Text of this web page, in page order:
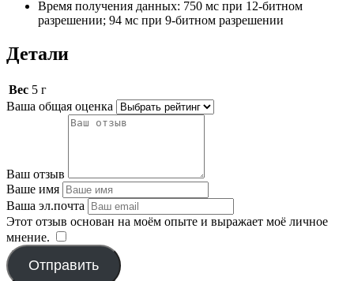
Время получения данных: 750 мс при 12-битном
разрешении; 94 мс при 9-битном разрешении
Детали
Вес 5 г
Ваша общая оценка
Ваш отзыв
Ваше имя
Ваша эл.почта
Этот отзыв основан на моём опыте и выражает моё личное
мнение.
Отправить